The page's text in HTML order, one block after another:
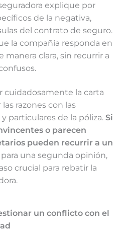
explique por
de la negativa,
del contrato de seguro.
la compañía responda en
manera clara, sin recurrir a
cuidadosamente la carta
razones con las
particulares de la póliza. Si
o parecen
pueden recurrir a un
para una segunda opinión,
crucial para rebatir la
un conflicto con el